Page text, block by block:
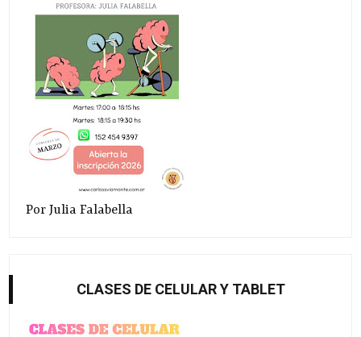
Por Julia Falabella
CLASES DE CELULAR Y TABLET